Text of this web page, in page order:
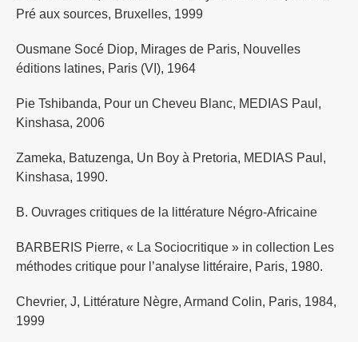
Pré aux sources, Bruxelles, 1999
Ousmane Socé Diop, Mirages de Paris, Nouvelles
éditions latines, Paris (VI), 1964
Pie Tshibanda, Pour un Cheveu Blanc, MEDIAS Paul,
Kinshasa, 2006
Zameka, Batuzenga, Un Boy à Pretoria, MEDIAS Paul,
Kinshasa, 1990.
B. Ouvrages critiques de la littérature Négro-Africaine
BARBERIS Pierre, « La Sociocritique » in collection Les
méthodes critique pour l’analyse littéraire, Paris, 1980.
Chevrier, J, Littérature Nègre, Armand Colin, Paris, 1984,
1999